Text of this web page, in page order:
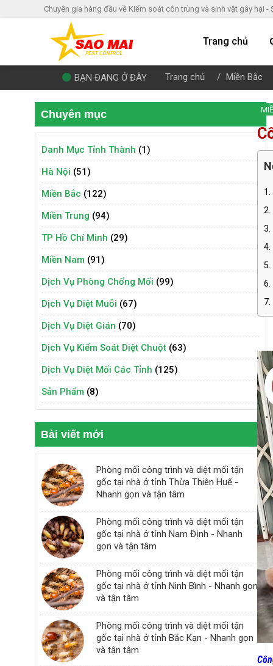
Chuyên gia hàng đầu về Kiểm soát côn trùng và sinh vật gây hại -
Trang chủ
BẠN ĐANG Ở ĐÂY Trang chủ Miền Bắc
Chuyên mục
Danh Mục Tỉnh Thành (1)
Hà Nội (51)
Miền Bắc (122)
Miền Trung (94)
TP Hồ Chí Minh (29)
Miền Nam (91)
Dịch Vụ Phòng Chống Mối (99)
Dịch Vụ Diệt Muỗi (67)
Dịch Vụ Diệt Gián (70)
Dịch Vụ Kiểm Soát Diệt Chuột (63)
Dịch Vụ Diệt Mối Các Tỉnh (125)
Sản Phẩm (8)
Bài viết mới
Phòng mối công trình và diệt mối tận
gốc tại nhà ở tỉnh Thừa Thiên Huế -
Nhanh gọn và tận tâm
Phòng mối công trình và diệt mối tận
gốc tại nhà ở tỉnh Nam Định - Nhanh
gọn và tận tâm
Phòng mối công trình và diệt mối tận
gốc tại nhà ở tỉnh Ninh Bình - Nhanh gọn
và tận tâm
Phòng mối công trình và diệt mối tận
gốc tại nhà ở tỉnh Bắc Kạn - Nhanh gọn
và tận tâm
1.
2.
3.
4.
5.
6.
7.